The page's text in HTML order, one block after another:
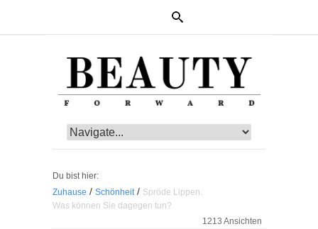
Du bist hier:
Zuhause / Schönheit / Spröde Lippen.
Was können Sie dagegen tun?
1213 Ansichten